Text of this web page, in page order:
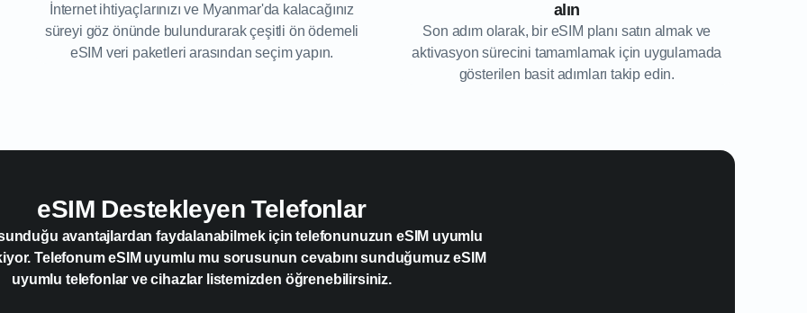
İnternet ihtiyaçlarınızı ve Myanmar'da kalacağınız
süreyi göz önünde bulundurarak çeşitli ön ödemeli
eSIM veri paketleri arasından seçim yapın.
alın
Son adım olarak, bir eSIM planı satın almak ve
aktivasyon sürecini tamamlamak için uygulamada
gösterilen basit adımları takip edin.
eSIM Destekleyen Telefonlar
avantajlardan faydalanabilmek için telefonunuzun eSIM uyumlu
Telefonum eSIM uyumlu mu sorusunun cevabını sunduğumuz eSIM
uyumlu telefonlar ve cihazlar listemizden öğrenebilirsiniz.